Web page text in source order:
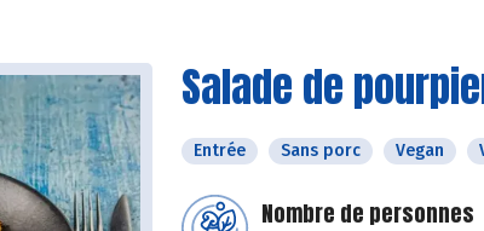
Salade de
Entrée Sans porc Vegan
Nombre de personnes